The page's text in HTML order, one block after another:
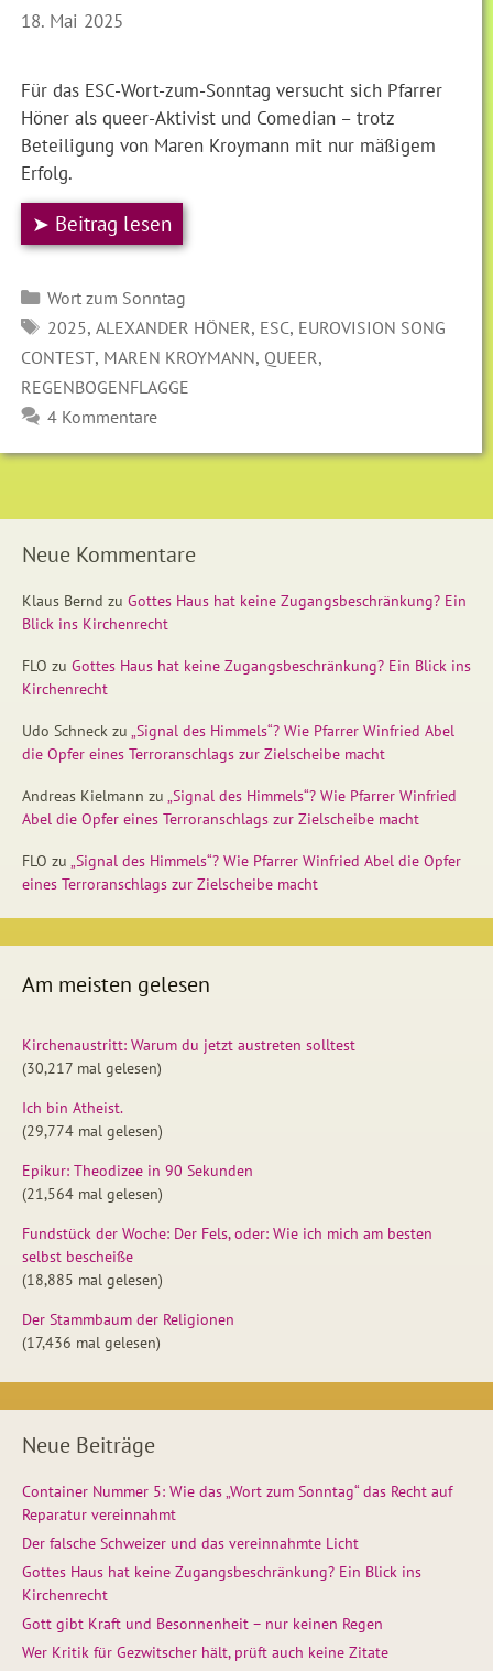
18. Mai 2025
Für das ESC-Wort-zum-Sonntag versucht sich Pfarrer
Höner als queer-Aktivist und Comedian – trotz
Beteiligung von Maren Kroymann mit nur mäßigem
Erfolg.
➤ Beitrag lesen
Kategorien
Wort zum Sonntag
SCHLAGWÖRTER
2025, ALEXANDER HÖNER, ESC, EUROVISION SONG
CONTEST, MAREN KROYMANN, QUEER,
REGENBOGENFLAGGE
4 Kommentare
Neue Kommentare
Klaus Bernd zu Gottes Haus hat keine Zugangsbeschränkung? Ein
Blick ins Kirchenrecht
FLO zu Gottes Haus hat keine Zugangsbeschränkung? Ein Blick ins
Kirchenrecht
Udo Schneck zu „Signal des Himmels“? Wie Pfarrer Winfried Abel
die Opfer eines Terroranschlags zur Zielscheibe macht
Andreas Kielmann zu „Signal des Himmels“? Wie Pfarrer Winfried
Abel die Opfer eines Terroranschlags zur Zielscheibe macht
FLO zu „Signal des Himmels“? Wie Pfarrer Winfried Abel die Opfer
eines Terroranschlags zur Zielscheibe macht
Am meisten gelesen
Kirchenaustritt: Warum du jetzt austreten solltest
(30,217 mal gelesen)
Ich bin Atheist.
(29,774 mal gelesen)
Epikur: Theodizee in 90 Sekunden
(21,564 mal gelesen)
Fundstück der Woche: Der Fels, oder: Wie ich mich am besten
selbst bescheiße
(18,885 mal gelesen)
Der Stammbaum der Religionen
(17,436 mal gelesen)
Neue Beiträge
Container Nummer 5: Wie das „Wort zum Sonntag“ das Recht auf
Reparatur vereinnahmt
Der falsche Schweizer und das vereinnahmte Licht
Gottes Haus hat keine Zugangsbeschränkung? Ein Blick ins
Kirchenrecht
Gott gibt Kraft und Besonnenheit – nur keinen Regen
Wer Kritik für Gezwitscher hält, prüft auch keine Zitate